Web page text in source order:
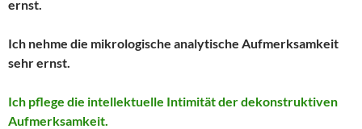
ernst.
Ich nehme die mikrologische analytische Aufmerksamkeit
sehr ernst.
Ich pflege die intellektuelle Intimität der dekonstruktiven
Aufmerksamkeit.